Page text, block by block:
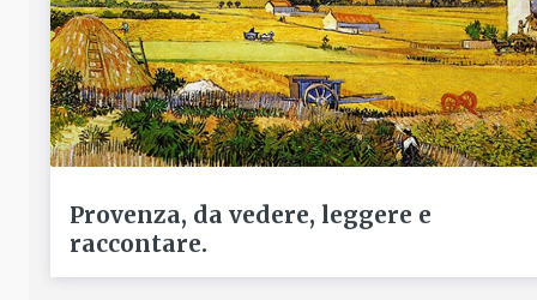
Provenza, da vedere, leggere e
raccontare.